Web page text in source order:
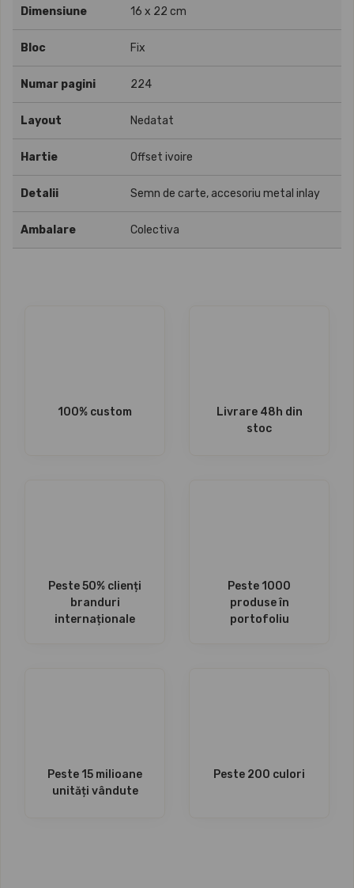
Dimensiune 16 x 22 cm
Bloc Fix
Numar pagini 224
Layout Nedatat
Hartie Offset ivoire
Detalii Semn de carte, accesoriu metal inlay
Ambalare Colectiva
100% custom
Livrare 48h din
stoc
Peste 50% clienți
branduri
internaționale
Peste 1000
produse în
portofoliu
Peste 15 milioane
unități vândute
Peste 200 culori